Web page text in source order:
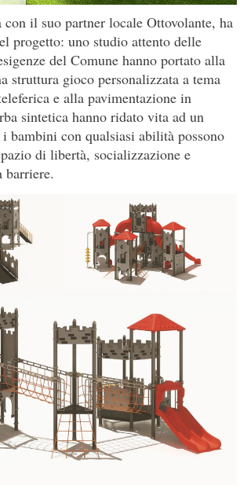
con il suo partner locale Ottovolante, ha
progetto: uno studio attento delle
del Comune hanno portato alla
struttura gioco personalizzata a tema
e alla pavimentazione in
sintetica hanno ridato vita ad un
bambini con qualsiasi abilità possono
di libertà, socializzazione e
barriere.